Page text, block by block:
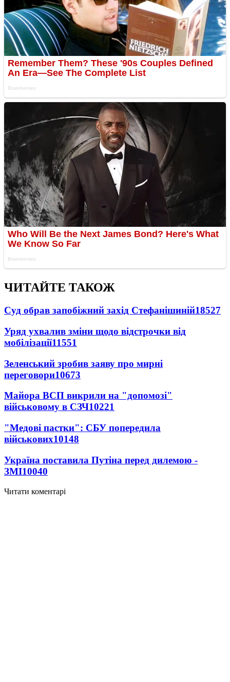
ЧИТАЙТЕ ТАКОЖ
Суд обрав запобіжний захід Стефанішиній18527
Уряд ухвалив зміни щодо відстрочки від
мобілізації11551
Зеленський зробив заяву про мирні
переговори10673
Майора ВСП викрили на "допомозі"
військовому в СЗЧ10221
"Медові пастки": СБУ попередила
військових10148
Україна поставила Путіна перед дилемою -
ЗМІ10040
Читати коментарі